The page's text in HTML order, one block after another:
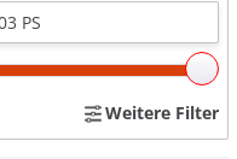
Weitere Filter